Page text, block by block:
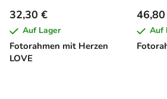
Fotorahmen mit Herzen
LOVE
32,30 €
Auf Lager Auf